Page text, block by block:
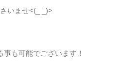
いませ<(_ _)>
も可能でございます！